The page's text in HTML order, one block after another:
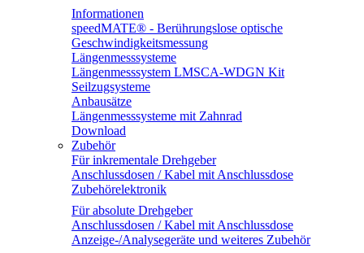
Informationen
speedMATE® - Berührungslose optische
Geschwindigkeitsmessung
Längenmesssysteme
Längenmesssystem LMSCA-WDGN Kit
Seilzugsysteme
Anbausätze
Längenmesssysteme mit Zahnrad
Download
Zubehör
Für inkrementale Drehgeber
Anschlussdosen / Kabel mit Anschlussdose
Zubehörelektronik
Für absolute Drehgeber
Anschlussdosen / Kabel mit Anschlussdose
Anzeige-/Analysegeräte und weiteres Zubehör